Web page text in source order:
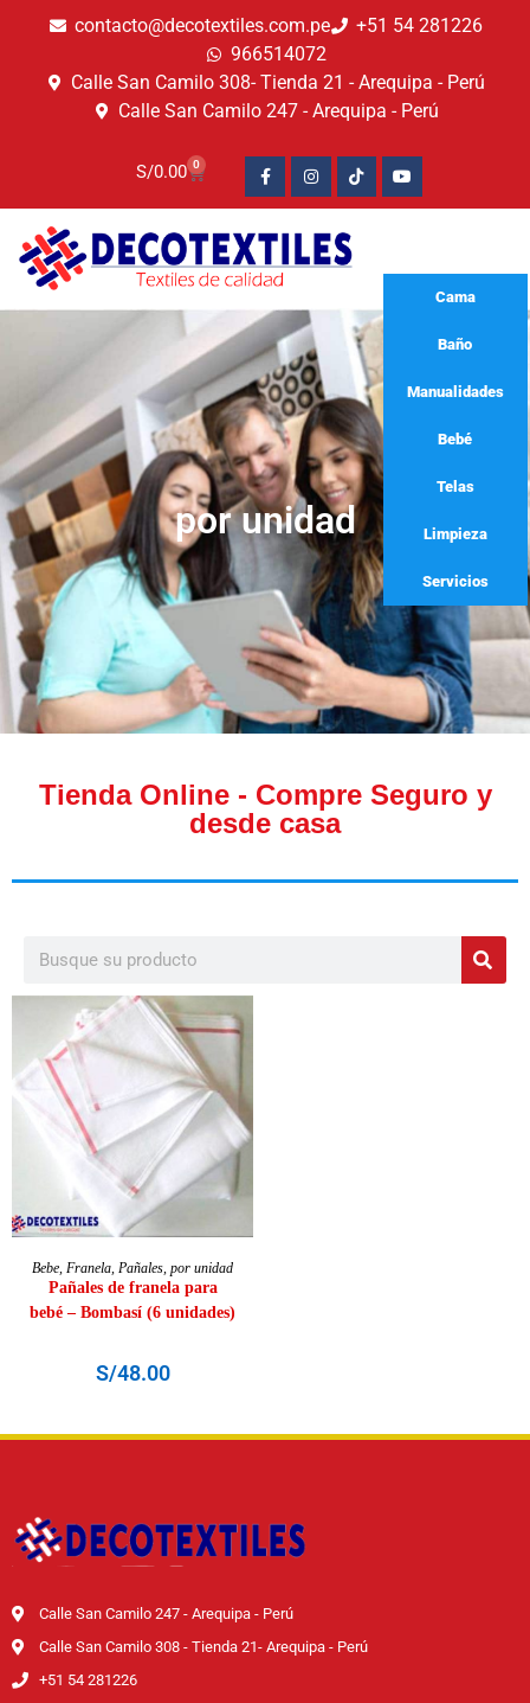
contacto@decotextiles.com.pe
+51 54 281226
966514072
Calle San Camilo 308- Tienda 21 - Arequipa - Perú
Calle San Camilo 247 - Arequipa - Perú​
S/0.00 0
Cama
Baño
Manualidades
Bebé
Telas
Limpieza
Servicios
por unidad
Tienda Online - Compre Seguro y
desde casa
AÑADIR AL CARRITO
Bebe, Franela, Pañales, por unidad
Pañales de franela para
bebé – Bombasí (6 unidades)
S/48.00
Calle San Camilo 247 - Arequipa - Perú
Calle San Camilo 308 - Tienda 21- Arequipa - Perú
+51 54 281226